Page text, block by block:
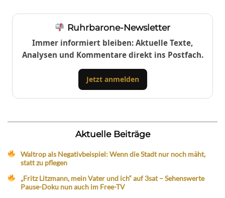
Ruhrbarone-Newsletter
Immer informiert bleiben: Aktuelle Texte,
Analysen und Kommentare direkt ins Postfach.
Jetzt anmelden
Aktuelle Beiträge
Waltrop als Negativbeispiel: Wenn die Stadt nur noch mäht,
statt zu pflegen
„Fritz Litzmann, mein Vater und ich“ auf 3sat – Sehenswerte
Pause-Doku nun auch im Free-TV